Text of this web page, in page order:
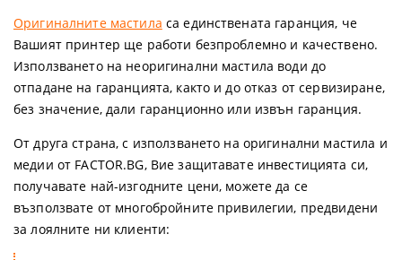
Оригиналните мастила са единствената гаранция, че
Вашият принтер ще работи безпроблемно и качествено.
Използването на неоригинални мастила води до
отпадане на гаранцията, както и до отказ от сервизиране,
без значение, дали гаранционно или извън гаранция.
От друга страна, с използването на оригинални мастила и
медии от FACTOR.BG, Вие защитавате инвестицията си,
получавате най-изгодните цени, можете да се
възползвате от многобройните привилегии, предвидени
за лоялните ни клиенти: